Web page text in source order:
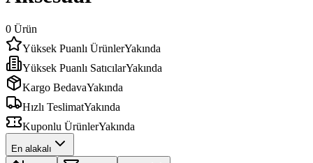
0 Ürün
Yüksek Puanlı ÜrünlerYakında
Yüksek Puanlı SatıcılarYakında
Kargo BedavaYakında
Hızlı TeslimatYakında
Kuponlu ÜrünlerYakında
En alakalı